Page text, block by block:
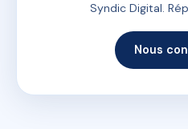
Syndic Digital.
Nous